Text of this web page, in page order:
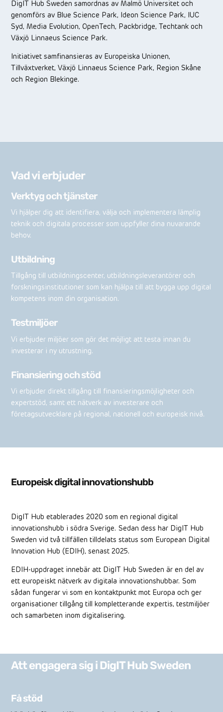
DigIT Hub Sweden samordnas av Malmö Universitet och
genomförs av Blue Science Park, Ideon Science Park, IUC
Syd, Media Evolution, OpenTech, Packbridge, Techtank och
Växjö Linnaeus Science Park.
Initiativet samfinansieras av Europeiska Unionen,
Tillväxtverket, Växjö Linnaeus Science Park, Region Skåne
och Region Blekinge.
Vad vi erbjuder
Verktyg och tjänster
Vi hjälper dig att identifiera, välja och implementera lämplig
teknik och digitala processer som uppfyller dina nuvarande
behov.
Utbildning
Tillgång till utbildningscenter, utbildningsleverantörer och
forskningsinstitutioner som kan hjälpa till att bygga upp digital
kompetens inom din organisation.
Testmiljöer
Vi erbjuder miljöer som gör det möjligt att testa innan du
investerar i ny utrustning.
Finansiering och stöd
Vi erbjuder direkt tillgång till finansieringsmöjligheter och
expertstöd, samt ett nätverk av investerare och
företagsutvecklare på regional, nationell och europeisk nivå.
Europeisk digital innovationshubb
DigIT Hub etablerades 2020 som en regional digital
innovationshubb i södra Sverige. Sedan dess har DigIT Hub
Sweden vid två tillfällen tilldelats status som European Digital
Innovation Hub (EDIH), senast 2025.
EDIH-uppdraget innebär att DigIT Hub Sweden är en del av
ett europeiskt nätverk av digitala innovationshubbar. Som
sådan fungerar vi som en kontaktpunkt mot Europa och ger
organisationer tillgång till kompletterande expertis, testmiljöer
och samarbeten inom digitalisering.
Att engagera sig i DigIT Hub Sweden
Få stöd